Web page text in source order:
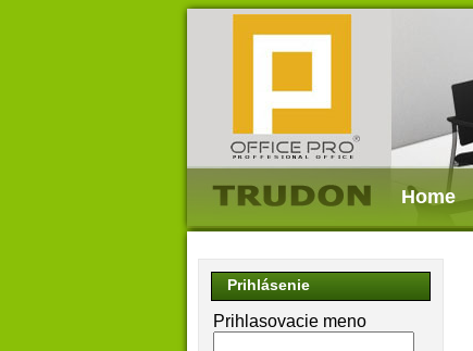
Home
Prihlásenie
Prihlasovacie meno